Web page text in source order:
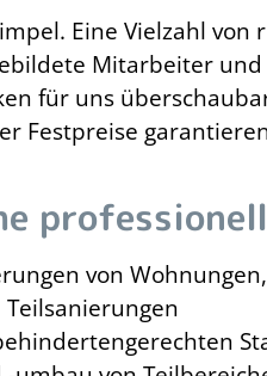
Eine Vielzahl
Mitarbeiter
für uns
Festpreise
von